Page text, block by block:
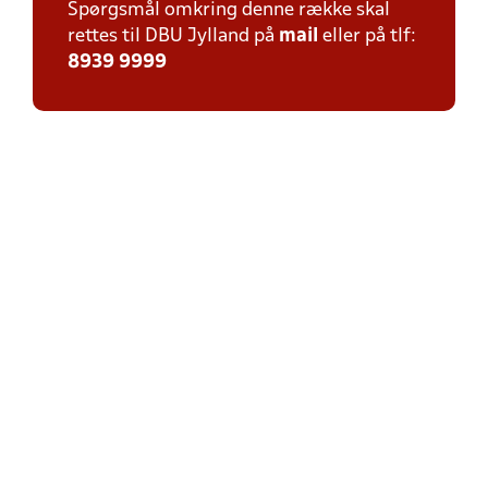
Spørgsmål omkring denne række skal
rettes til DBU Jylland på mail eller på tlf:
8939 9999